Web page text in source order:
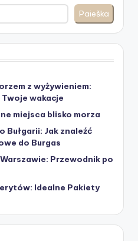
Paieška
z wyżywieniem:
wakacje
miejsca blisko morza
Jak znaleźć
do Burgas
Przewodnik po
Idealne Pakiety